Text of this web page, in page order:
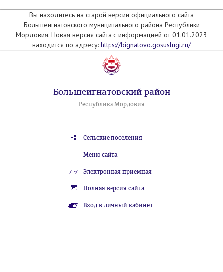
Вы находитесь на старой версии официального сайта
Большеигнатовского муниципального района Республики
Мордовия. Новая версия сайта с информацией от 01.01.2023
находится по адресу: https://bignatovo.gosuslugi.ru/
Большеигнатовский район
Республика Мордовия
Сельские поселения
Меню сайта
Электронная приемная
Полная версия сайта
Вход в личный кабинет